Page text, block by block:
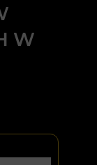
W